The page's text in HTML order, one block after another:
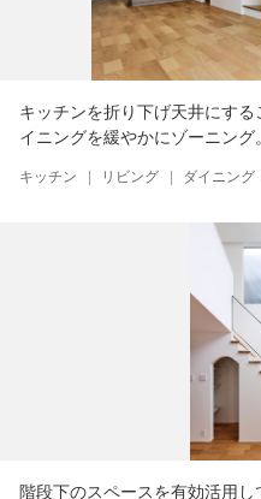
キッチンを折り下げ天井にす
イニングを緩やかにゾーニン
キッチン リビング ダイニング
階段下のスペースを有効活用